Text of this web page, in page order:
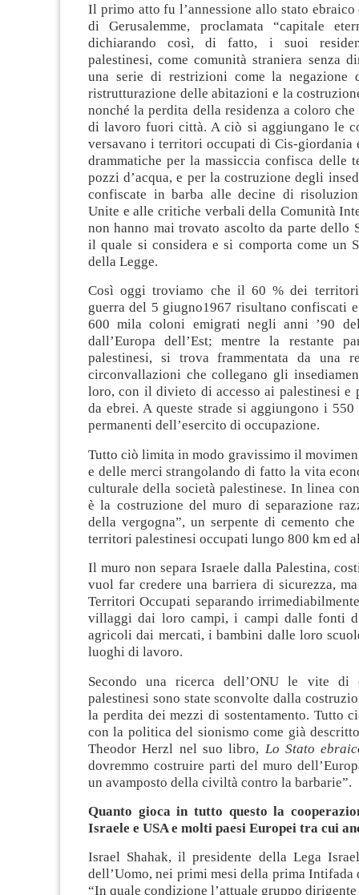
Il primo atto fu l’annessione allo stato ebraico
di Gerusalemme, proclamata “capitale
dichiarando così, di fatto, i suoi
palestinesi, come comunità straniera senza
una serie di restrizioni come la negazione
ristrutturazione delle abitazioni e la
nonché la perdita della residenza a coloro
di lavoro fuori città. A ciò si aggiungano le
versavano i territori occupati di Cis-giordania
drammatiche per la massiccia confisca delle
pozzi d’acqua, e per la costruzione degli
confiscate in barba alle decine di
Unite e alle critiche verbali della Comunità
non hanno mai trovato ascolto da parte dello
il quale si considera e si comporta come un
della Legge.
Così oggi troviamo che il 60 % dei
guerra del 5 giugno1967 risultano confiscati
600 mila coloni emigrati negli anni ’90
dall’Europa dell’Est; mentre la restante
palestinesi, si trova frammentata da una
circonvallazioni che collegano gli
loro, con il divieto di accesso ai palestinesi e
da ebrei. A queste strade si aggiungono i
permanenti dell’esercito di occupazione.
Tutto ciò limita in modo gravissimo il
e delle merci strangolando di fatto la vita
culturale della società palestinese. In linea
è la costruzione del muro di separazione
della vergogna”, un serpente di cemento
territori palestinesi occupati lungo 800 km ed
Il muro non separa Israele dalla Palestina,
vuol far credere una barriera di sicurezza,
Territori Occupati separando
villaggi dai loro campi, i campi dalle fonti
agricoli dai mercati, i bambini dalle loro
luoghi di lavoro.
Secondo una ricerca dell’ONU le vite
palestinesi sono state sconvolte dalla
la perdita dei mezzi di sostentamento. Tutto
con la politica del sionismo come già
Theodor Herzl nel suo libro, Lo Stato
dovremmo costruire parti del muro
un avamposto della civiltà contro la barbarie”.
Quanto gioca in tutto questo la
Israele e USA e molti paesi Europei tra cui
Israel Shahak, il presidente della Lega
dell’Uomo, nei primi mesi della prima Intifada
“In quale condizione l’attuale gruppo